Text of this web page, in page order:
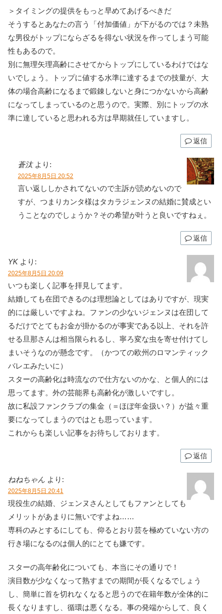
＞タイミングの提供をもっと早めてあげるべきだ
そうするとあなたの言う「付加価値」が下がるのでは？未熟
な男役がトップにならざるを得ない状況を作ってしまう可能
性もあるので。
別に無理矢理高齢にさせてからトップにしているわけではな
いでしょう。トップに値する水準に達するまでの技量が、大
体の場合高齢になるまで鍛錬しないと身につかないから高齢
になってしまっているのと思うので。実際、別にトップの水
準に達していると思われる方は早期就任していますし。
返信
蒼汰 より:
2025年8月5日 20:52
言い返ししかされてないので主訴が読めないので
すが、つまりカンタ様はタカラジェンヌの結婚に賛成とい
うことなのでしょうか？その希望が叶うと良いですねぇ。
返信
YK より:
2025年8月5日 20:09
いつも楽しく記事を拝見してます。
結婚しても在団できるのは理想論としてはありですが、現実
的には厳しいですよね。ファンの少ないジェンヌは在団して
るだけでとてもお金が掛かるのが事実である以上、それを許
せる旦那さんは相当限られるし、寧ろ変な虫を寄せ付けてし
まいそうなのが懸念です。（かつての欧州のロマンティック
バレエみたいに）
スターの高齢化は時流なので仕方ないのかな、と個人的には
思ってます。外の芸能界も高齢化が激しいですし。
故に私設ファンクラブの集金（＝ほぼ年金扱い？）が益々重
要になってしまうのではとも思っています。
これからも楽しい記事をお待ちしております。
返信
ねねちゃん より:
2025年8月5日 20:41
現役生の結婚、ジェンヌさんとしてもファンとしても
メリットがあまりに無いですよね……
専科のみとするにしても、仰るとおり芸を極めていない方の
行き場になるのは個人的にとても嫌です。
スターの高年齢化についても、本当にその通りで！
演目数が少なくなって熟すまでの期間が長くなるでしょう
し、簡単に首を切れなくなると思うので在籍年数が全体的に
長くなりますし、循環は悪くなる。事の発端からして、良く